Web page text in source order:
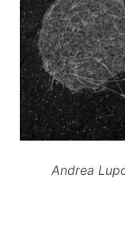
Andrea